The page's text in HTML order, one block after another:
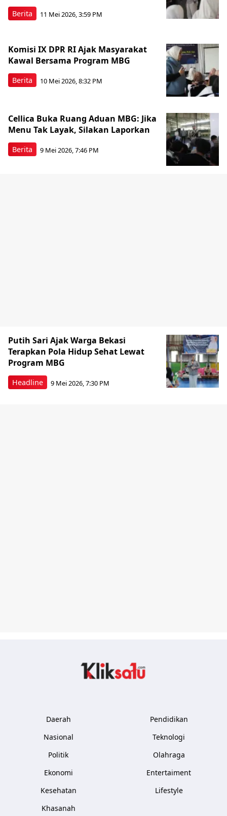
Berita 11 Mei 2026, 3:59 PM
Berita
Komisi IX DPR RI Ajak Masyarakat
Kawal Bersama Program MBG
10 Mei 2026, 8:32 PM
Berita
Cellica Buka Ruang Aduan MBG: Jika
Menu Tak Layak, Silakan Laporkan
9 Mei 2026, 7:46 PM
Headline
Putih Sari Ajak Warga Bekasi
Terapkan Pola Hidup Sehat Lewat
Program MBG
9 Mei 2026, 7:30 PM
Daerah
Nasional
Politik
Ekonomi
Kesehatan
Khasanah
Pendidikan
Teknologi
Olahraga
Entertaiment
Lifestyle